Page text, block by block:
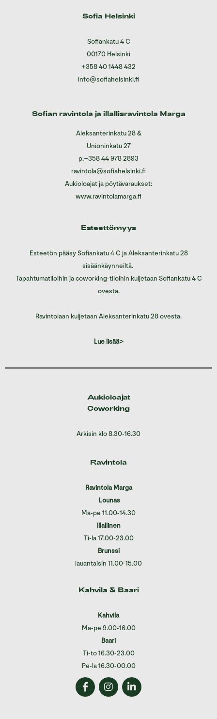
Sofia Helsinki
Sofiankatu 4 C
00170 Helsinki
+358 40 1448 432
info@sofiahelsinki.fi
Sofian ravintola ja illallisravintola Marga
Aleksanterinkatu 28&
Unioninkatu 27
p.+358 44 978 2893
ravintola@sofiahelsinki.fi
Aukioloajat ja pöytävaraukset:
www.ravintolamarga.fi
Esteettömyys
Esteetön pääsy Sofiankatu 4 C ja Aleksanterinkatu 28
sisäänkäynneiltä.
Tapahtumatiloihin ja coworking-tiloihin kuljetaan Sofiankatu 4 C
ovesta.
Ravintolaan kuljetaan Aleksanterinkatu 28 ovesta.
Lue lisää>
Aukioloajat
Coworking
Arkisin klo 8.30-16.30
Ravintola
Ravintola Marga
Lounas
Ma-pe 11.00-14.30
Illallinen
Ti-la 17.00-23.00
Brunssi
lauantaisin 11.00-15.00
Kahvila & Baari
Kahvila
Ma-pe 9.00-16.00
Baari
Ti-to 16.30-23.00
Pe-la 16.30-00.00